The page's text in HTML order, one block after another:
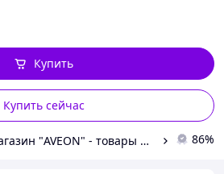
Купить сейчас
Купить
Продавец Интернет-магазин "AVEON" - товары для всей семьи! Самые низкие цены! 86%